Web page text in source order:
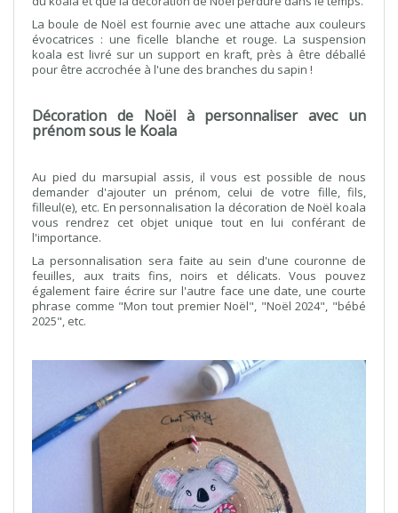
La boule de Noël est fournie avec une attache aux couleurs
évocatrices : une ficelle blanche et rouge. La suspension
koala est livré sur un support en kraft, près à être déballé
pour être accrochée à l'une des branches du sapin !
Décoration de Noël à personnaliser avec un
prénom sous le Koala
Au pied du marsupial assis, il vous est possible de nous
demander d'ajouter un prénom, celui de votre fille, fils,
filleul(e), etc. En personnalisation la décoration de Noël koala
vous rendrez cet objet unique tout en lui conférant de
l'importance.
La personnalisation sera faite au sein d'une couronne de
feuilles, aux traits fins, noirs et délicats. Vous pouvez
également faire écrire sur l'autre face une date, une courte
phrase comme "Mon tout premier Noël", "Noël 2024", "bébé
2025", etc.